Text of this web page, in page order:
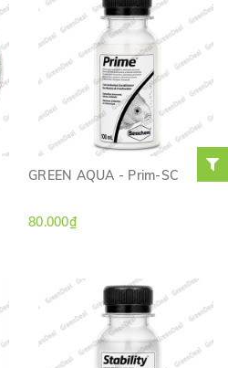
GREEN AQUA - Prim-SC
80.000₫